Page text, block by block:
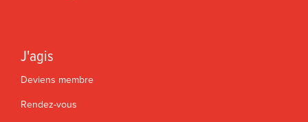
J'agis
Deviens membre
Rendez-vous